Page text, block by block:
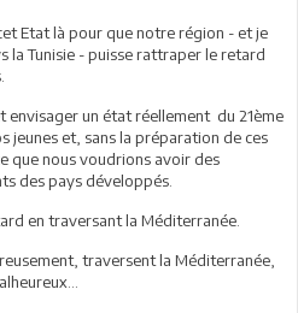
Etat là pour que notre région - et je
la Tunisie - puisse rattraper le retard
envisager un état réellement du 21ème
jeunes et, sans la préparation de ces
que nous voudrions avoir des
des pays développés.
en traversant la Méditerranée.
traversent la Méditerranée,